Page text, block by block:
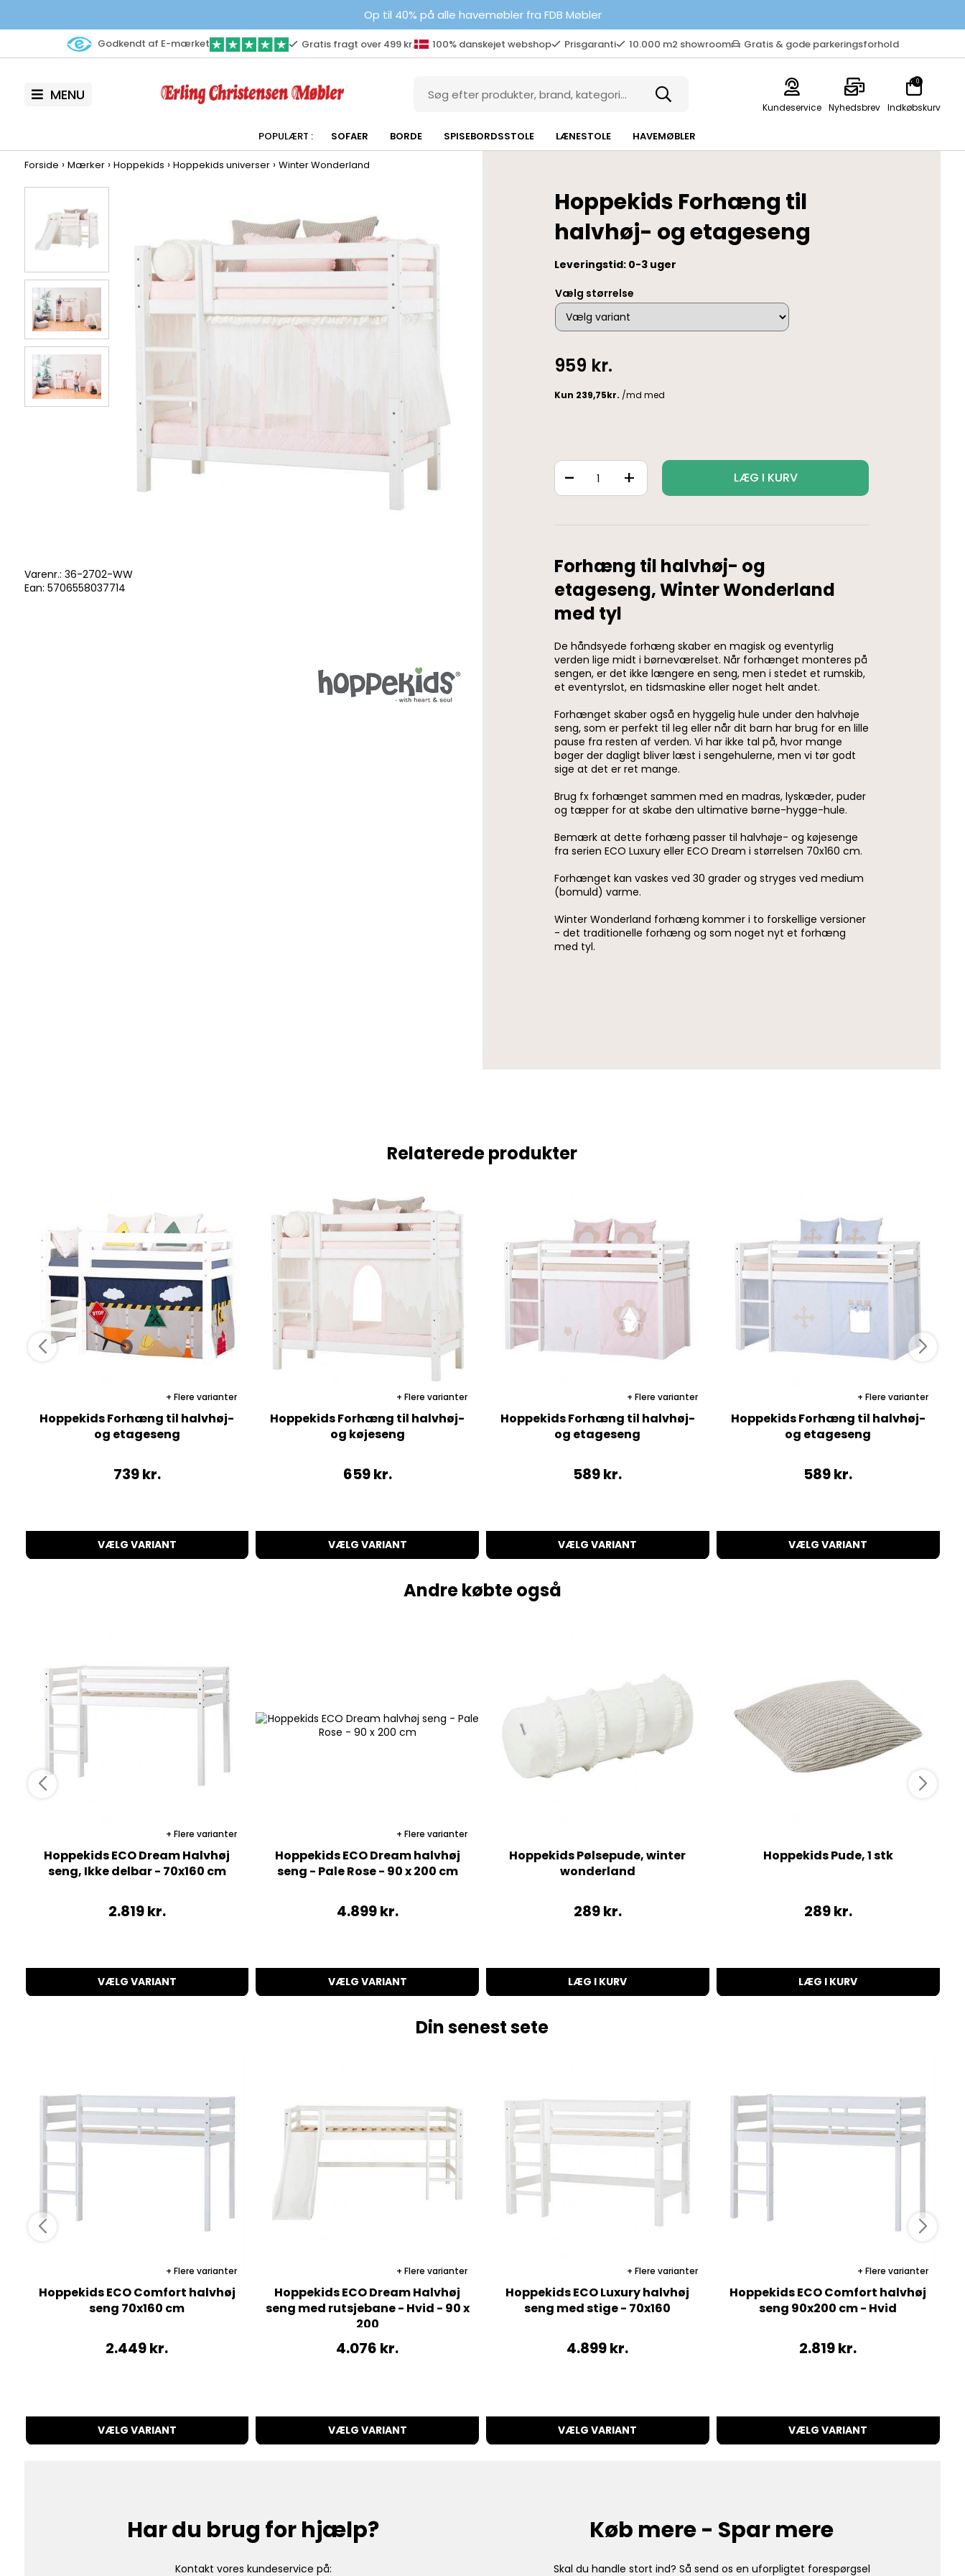
Op til 40% på alle havemøbler fra FDB Møbler
Godkendt af E-mærket Gratis fragt over 499 kr. 100% danskejet webshop Prisgaranti 10.000 m2 showroom Gratis & gode parkeringsforhold
MENU
Kundeservice Nyhedsbrev Indkøbskurv
0
SOFAER BORDE SPISEBORDSSTOLE LÆNESTOLE HAVEMØBLER
Forside › Mærker› Hoppekids › Hoppekids universer› Winter Wonderland
Varenr.: 36-2702-WW
Ean: 5706558037714
Hoppekids Forhæng til
halvhøj- og etageseng
Leveringstid: 0-3 uger
Vælg størrelse
959 kr.
+
- LÆG I KURV
Forhæng til halvhøj- og
etageseng, Winter Wonderland
med tyl
De håndsyede forhæng skaber en magisk og eventyrlig
verden lige midt i børneværelset. Når forhænget monteres på
sengen, er det ikke længere en seng, men i stedet et rumskib,
et eventyrslot, en tidsmaskine eller noget helt andet.
Forhænget skaber også en hyggelig hule under den halvhøje
seng, som er perfekt til leg eller når dit barn har brug for en lille
pause fra resten af verden. Vi har ikke tal på, hvor mange
bøger der dagligt bliver læst i sengehulerne, men vi tør godt
sige at det er ret mange.
Brug fx forhænget sammen med en madras, lyskæder, puder
og tæpper for at skabe den ultimative børne-hygge-hule.
Bemærk at dette forhæng passer til halvhøje- og køjesenge
fra serien ECO Luxury eller ECO Dream i størrelsen 70x160 cm.
Forhænget kan vaskes ved 30 grader og stryges ved medium
(bomuld) varme.
Winter Wonderland forhæng kommer i to forskellige versioner
- det traditionelle forhæng og som noget nyt et forhæng
med tyl.
Relaterede produkter
Flere varianter
Hoppekids Forhæng til halvhøj-
og etageseng
739kr.
VÆLG VARIANT
Flere varianter
Hoppekids Forhæng til halvhøj-
og køjeseng
659kr.
VÆLG VARIANT
Flere varianter
Hoppekids Forhæng til halvhøj-
og etageseng
589kr.
VÆLG VARIANT
Flere varianter
Hoppekids Forhæng til halvhøj-
og etageseng
589kr.
VÆLG VARIANT
Andre købte også
Flere varianter
Hoppekids ECO Dream Halvhøj
seng, Ikke delbar - 70x160 cm
2.819kr.
VÆLG VARIANT
Flere varianter
Hoppekids ECO Dream halvhøj
seng - Pale Rose - 90 x 200 cm
4.899kr.
VÆLG VARIANT
Hoppekids Pølsepude, winter
wonderland
289kr.
LÆG I KURV
Hoppekids Pude, 1 stk
289kr.
LÆG I KURV
Din senest sete
Flere varianter
Hoppekids ECO Comfort halvhøj
seng 70x160 cm
2.449kr.
VÆLG VARIANT
Flere varianter
Hoppekids ECO Dream Halvhøj
seng med rutsjebane - Hvid - 90 x
200
4.076 kr.
VÆLG VARIANT
Flere varianter
Hoppekids ECO Luxury halvhøj
seng med stige - 70x160
4.899kr.
VÆLG VARIANT
Flere varianter
Hoppekids ECO Comfort halvhøj
seng 90x200 cm - Hvid
2.819kr.
VÆLG VARIANT
Har du brug for hjælp?
Kontakt vores kundeservice på:
Køb mere - Spar mere
Skal du handle stort ind? Så send os en uforpligtet forespørgsel